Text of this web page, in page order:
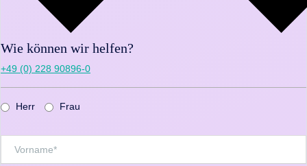
Wie können wir helfen?
+49 (0) 228 90896-0
Herr Frau